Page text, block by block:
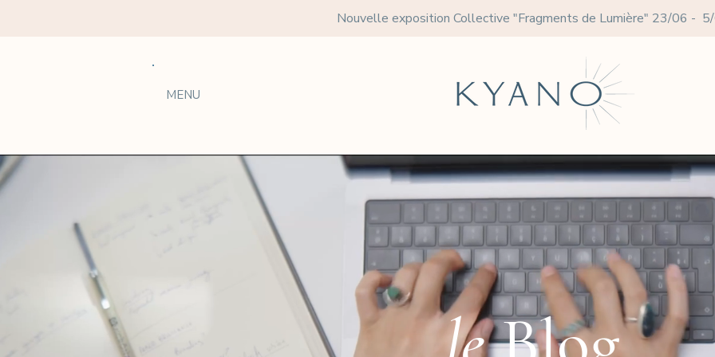
Nouvelle exposition Collective "Fragments de Lumière" 23/06 -
MENU